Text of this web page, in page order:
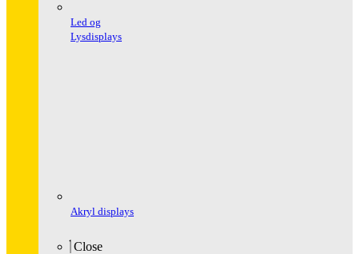
Led og
Lysdisplays
Akryl displays
Close